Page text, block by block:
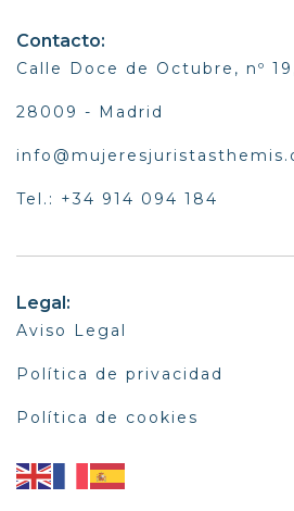
Contacto:
Calle Doce de Octubre, nº
28009 - Madrid
Tel.: +34 914 094 184
Legal:
Aviso Legal
Política de privacidad
Política de cookies